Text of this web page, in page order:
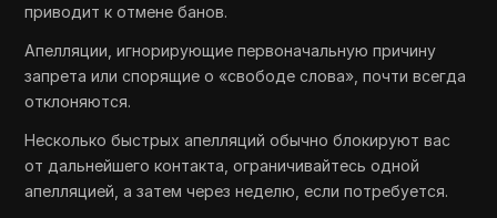
приводит к отмене банов.
Апелляции, игнорирующие первоначальную причину
запрета или спорящие о «свободе слова», почти всегда
отклоняются.
Несколько быстрых апелляций обычно блокируют вас
от дальнейшего контакта, ограничивайтесь одной
апелляцией, а затем через неделю, если потребуется.